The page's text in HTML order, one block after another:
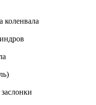
коленвала